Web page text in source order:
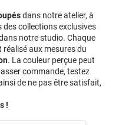
dans notre atelier, à
collections exclusives
notre studio. Chaque
aux mesures du
. La couleur perçue peut
commande, testez
de ne pas être satisfait,
!